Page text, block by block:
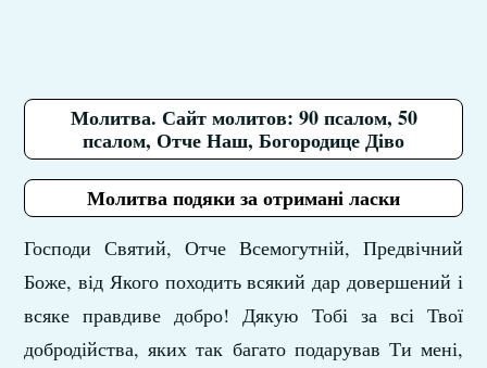
Молитва. Сайт молитов: 90 псалом, 50
псалом, Отче Наш, Богородице Діво
Молитва подяки за отримані ласки
Господи Святий, Отче Всемогутній, Предвічний
Боже, від Якого походить всякий дар довершений і
всяке правдиве добро! Дякую Тобі за всі Твої
добродійства, яких так багато подарував Ти мені,